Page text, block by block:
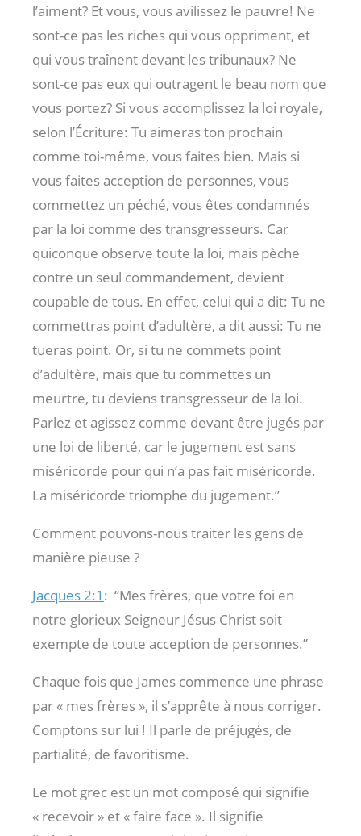
l’aiment? Et vous, vous avilissez le pauvre! Ne
sont-ce pas les riches qui vous oppriment, et
qui vous traînent devant les tribunaux? Ne
sont-ce pas eux qui outragent le beau nom que
vous portez? Si vous accomplissez la loi royale,
selon l’Écriture: Tu aimeras ton prochain
comme toi-même, vous faites bien. Mais si
vous faites acception de personnes, vous
commettez un péché, vous êtes condamnés
par la loi comme des transgresseurs. Car
quiconque observe toute la loi, mais pèche
contre un seul commandement, devient
coupable de tous. En effet, celui qui a dit: Tu ne
commettras point d’adultère, a dit aussi: Tu ne
tueras point. Or, si tu ne commets point
d’adultère, mais que tu commettes un
meurtre, tu deviens transgresseur de la loi.
Parlez et agissez comme devant être jugés par
une loi de liberté, car le jugement est sans
miséricorde pour qui n’a pas fait miséricorde.
La miséricorde triomphe du jugement.”
Comment pouvons-nous traiter les gens de
manière pieuse ?
Jacques 2:1 : “Mes frères, que votre foi en
notre glorieux Seigneur Jésus Christ soit
exempte de toute acception de personnes.”
Chaque fois que James commence une phrase
par « mes frères », il s’apprête à nous corriger.
Comptons sur lui ! Il parle de préjugés, de
partialité, de favoritisme.
Le mot grec est un mot composé qui signifie
« recevoir » et « faire face ». Il signifie